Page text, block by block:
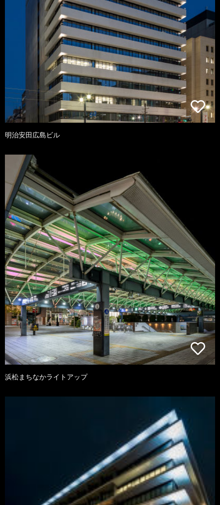
明治安田広島ビル
浜松まちなかライトアップ